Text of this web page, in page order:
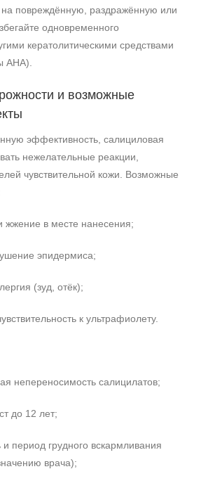
повреждённую, раздражённую или
одновременного
кератолитическими средствами
AHA).
и возможные
эффективность, салициловая
нежелательные реакции,
чувствительной кожи. Возможные
жжение в месте нанесения;
эпидермиса;
(зуд, отёк);
к ультрафиолету.
непереносимость салицилатов;
до 12 лет;
период грудного вскармливания
врача);